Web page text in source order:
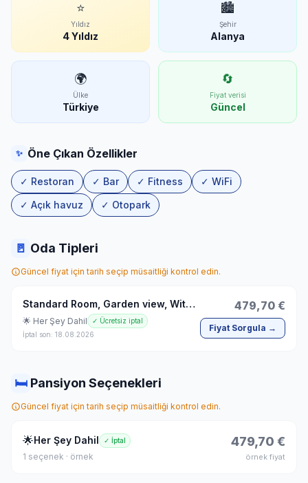
⭐
Yıldız
4 Yıldız
🏙
Şehir
Alanya
🌍
Ülke
Türkiye
🔄
Fiyat verisi
Güncel
✨ Öne Çıkan Özellikler
✓ Restoran ✓ Bar ✓ Fitness
✓ WiFi
✓ Açık havuz
✓ Otopark
🚪 Oda Tipleri
Güncel fiyat için tarih seçip müsaitliği kontrol edin.
Standard Room, Garden view, With Balcony
🌟 Her Şey Dahil
✓ Ücretsiz iptal
İptal son: 18.08.2026
479,70 €
Fiyat Sorgula →
🛏 Pansiyon Seçenekleri
Güncel fiyat için tarih seçip müsaitliği kontrol edin.
🌟Her Şey Dahil ✓ İptal
1 seçenek · örnek
479,70 €
örnek fiyat